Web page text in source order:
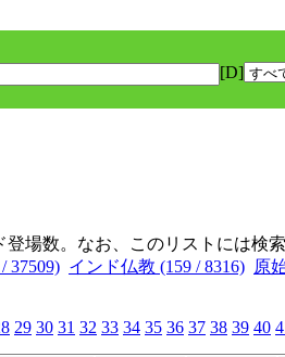
[D]
場数。なお、このリストには検
37509) インド仏教 (159 / 8316) 原
29 30 31 32 33 34 35 36 37 38 39 40